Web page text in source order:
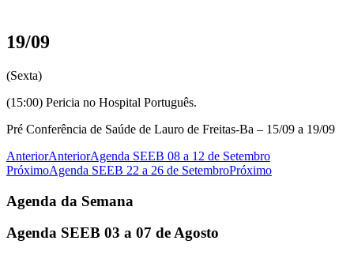
19/09
(Sexta)
(15:00) Pericia no Hospital Português.
Pré Conferência de Saúde de Lauro de Freitas-Ba – 15/09 a 19/09
AnteriorAnteriorAgenda SEEB 08 a 12 de Setembro
PróximoAgenda SEEB 22 a 26 de SetembroPróximo
Agenda da Semana
Agenda SEEB 03 a 07 de Agosto